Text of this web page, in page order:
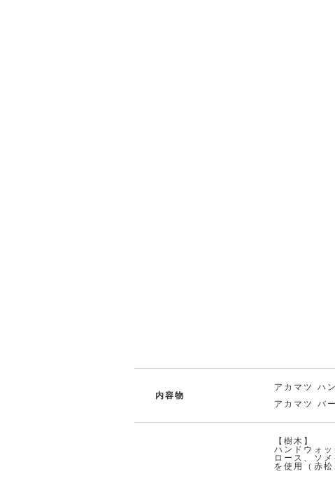
内容物
アカマツ ハ
アカマツ バ
【樹木】
ハンドウォ
ロース、ソ
を使用（赤松